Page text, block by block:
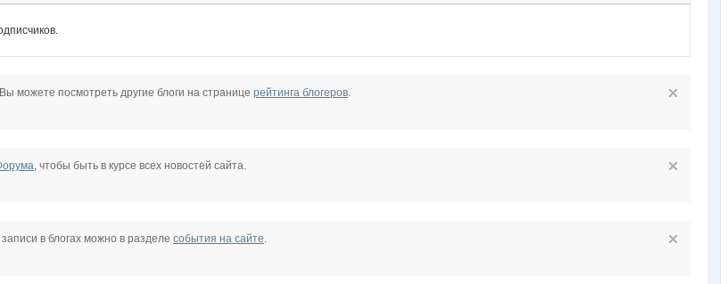
можете посмотреть другие блоги на странице рейтинга блогеров.
, чтобы быть в курсе всех новостей сайта.
в блогах можно в разделе события на сайте.